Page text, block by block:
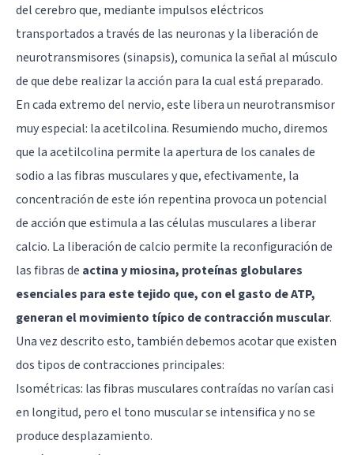
del cerebro que, mediante impulsos eléctricos
transportados a través de las neuronas y la liberación de
neurotransmisores (sinapsis), comunica la señal al músculo
de que debe realizar la acción para la cual está preparado.
En cada extremo del nervio, este libera un neurotransmisor
muy especial: la acetilcolina. Resumiendo mucho, diremos
que la acetilcolina permite la apertura de los canales de
sodio a las fibras musculares y que, efectivamente, la
concentración de este ión repentina provoca un potencial
de acción que estimula a las células musculares a liberar
calcio. La liberación de calcio permite la reconfiguración de
las fibras de actina y miosina, proteínas globulares
esenciales para este tejido que, con el gasto de ATP,
generan el movimiento típico de contracción muscular.
Una vez descrito esto, también debemos acotar que existen
dos tipos de contracciones principales:
Isométricas: las fibras musculares contraídas no varían casi
en longitud, pero el tono muscular se intensifica y no se
produce desplazamiento.